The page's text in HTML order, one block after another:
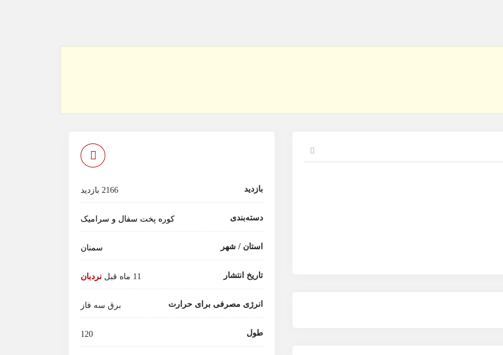
بازدید 2166 بازدید
دسته‌بندی کوره پخت سفال و سرامیک
استان / شهر سمنان
تاریخ انتشار 11 ماه قبل نردبان
انرژی مصرفی برای حرارت برق سه فاز
طول 120